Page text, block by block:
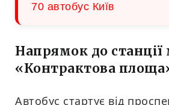
70 автобус Київ
Напрямок до станції
«Контрактова
Автобус стартує від